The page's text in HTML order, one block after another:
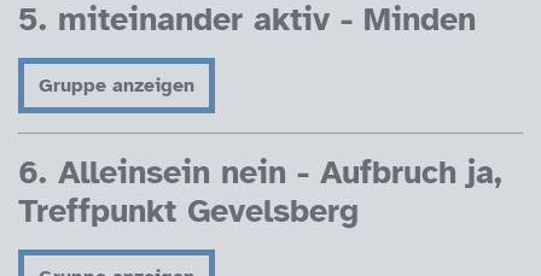
5. miteinander aktiv - Minden
Gruppe anzeigen
6. Alleinsein nein - Aufbruch ja,
Treffpunkt Gevelsberg